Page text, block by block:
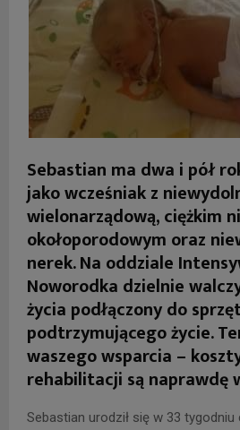
Sebastian ma dwa i pół
jako wcześniak z
wielonarządową, ciężkim
okołoporodowym oraz
nerek. Na oddziale
Noworodka dzielnie
życia podłączony do
podtrzymującego życie.
waszego wsparcia –
rehabilitacji są naprawdę
Sebastian urodził się w 33